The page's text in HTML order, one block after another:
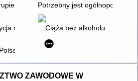
przedszkolnej : zachowanie,
Potrzebny jest ogólnopolski
na alkohol (PAE)Ciąża bez alkoholu
- możliwości, wyzwania, konieczne
ZAWODOWE W